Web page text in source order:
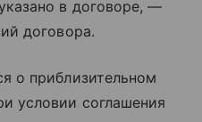
в договоре, —
договора.
о приблизительном
условии соглашения